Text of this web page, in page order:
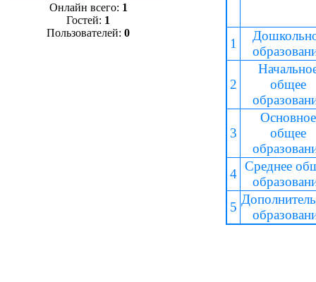
Онлайн всего: 1
Гостей: 1
Пользователей: 0
1
2
общее
3
Основное
общее
4
Среднее
5